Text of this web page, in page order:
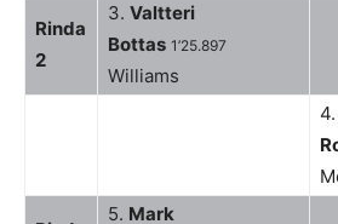
Rinda
2
3. Valtteri
Bottas 1’25.897
Williams
4.
5. Mark